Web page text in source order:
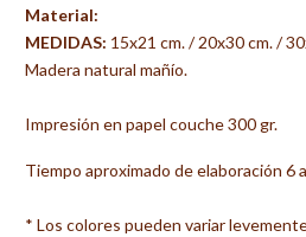
Material:
MEDIDAS: 15x21 cm. / 20x30 cm. /
Madera natural mañío.
Impresión en papel couche 300 gr.
Tiempo aproximado de elaboración 6
* Los colores pueden variar